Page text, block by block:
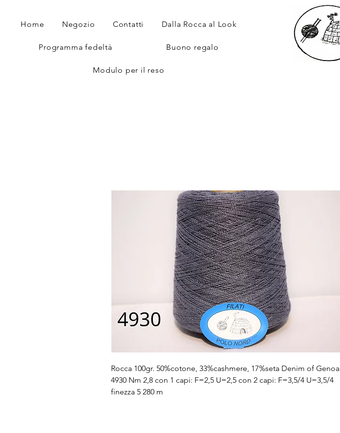
Home Negozio Contatti Dalla Rocca al Look
Programma fedeltà Buono regalo
Modulo per il reso
Rocca 100gr. 50%cotone, 33%cashmere, 17%seta Denim of Genoa
4930 Nm 2,8 con 1 capi: F=2,5 U=2,5 con 2 capi: F=3,5/4 U=3,5/4
finezza 5 280 m